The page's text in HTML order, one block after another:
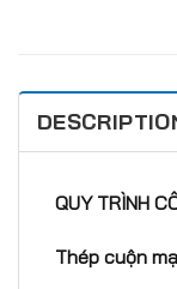
QUY TRÌNH
Thép cuộn mạ